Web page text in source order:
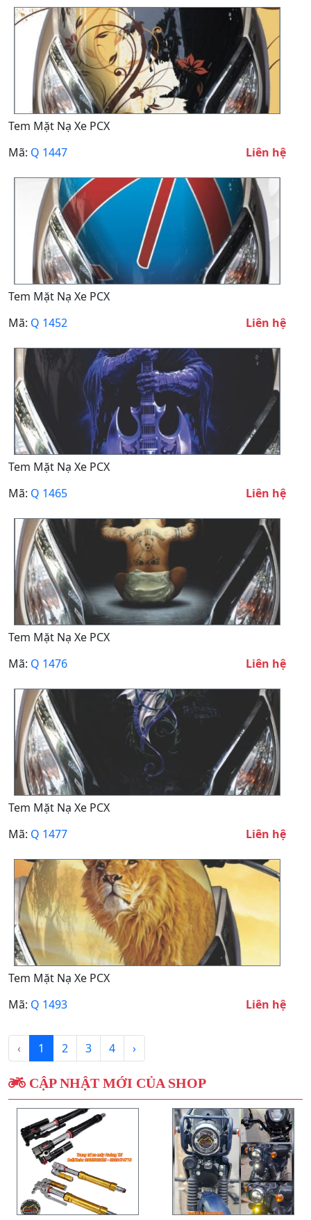
Tem Mặt Nạ Xe PCX
Mã: Q 1447 Liên hệ
Tem Mặt Nạ Xe PCX
Mã: Q 1452 Liên hệ
Tem Mặt Nạ Xe PCX
Mã: Q 1465 Liên hệ
Tem Mặt Nạ Xe PCX
Mã: Q 1476 Liên hệ
Tem Mặt Nạ Xe PCX
Mã: Q 1477 Liên hệ
Tem Mặt Nạ Xe PCX
Mã: Q 1493 Liên hệ
‹ 1 2 3 4 ›
CẬP NHẬT MỚI CỦA SHOP